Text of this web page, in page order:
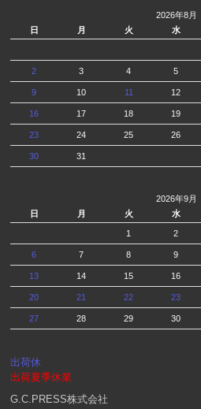
2026年8月
日
月 火 水
2 3 4 5
9 10 11 12
16 17 18 19
23 24 25 26
30 31
2026年9月
日
月 火 水
1 2
6 7 8 9
13 14 15 16
20 21 22 23
27 28 29 30
出荷休
出荷夏季休業
G.C.PRESS株式会社